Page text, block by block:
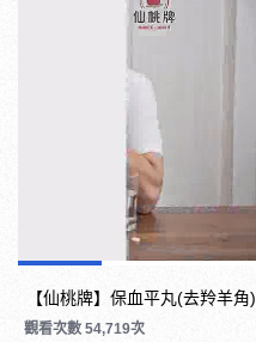
【仙桃牌】保血平丸(去羚羊角)
觀看次數 54,719次